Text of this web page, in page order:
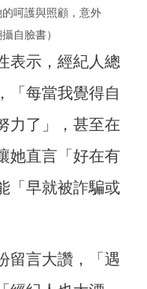
呵護與照顧，意外
自臉書）
表示，經紀人總
「每當我覺得自
力了」，甚至在
她直言「好在有
「早就被詐騙或
留言大讚，「遇